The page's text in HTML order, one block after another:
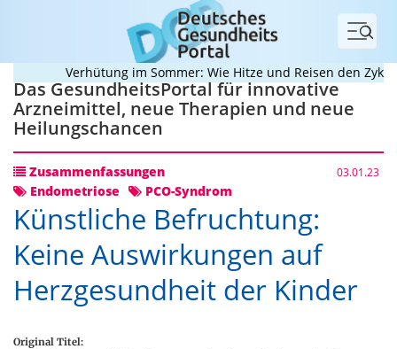
Menü
Verhütung im Sommer: Wie Hitze und Reisen den Zyklus
Das GesundheitsPortal für innovative
Arzneimittel, neue Therapien und neue
Heilungschancen
Zusammenfassungen 03.01.23
Endometriose PCO-Syndrom
Künstliche Befruchtung:
Keine Auswirkungen auf
Herzgesundheit der Kinder
Original Titel: